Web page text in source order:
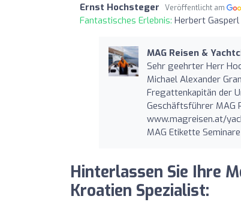
Ernst Hochsteger Veröffentlicht am
Fantastisches Erlebnis: Herbert
MAG Reisen &
Sehr geehrter Herr
Michael Alexander
Fregattenkapitän der
Geschäftsführer MAG
www.magreisen.at/
MAG Etikette
Hinterlassen Sie Ihre
Kroatien Spezialist: